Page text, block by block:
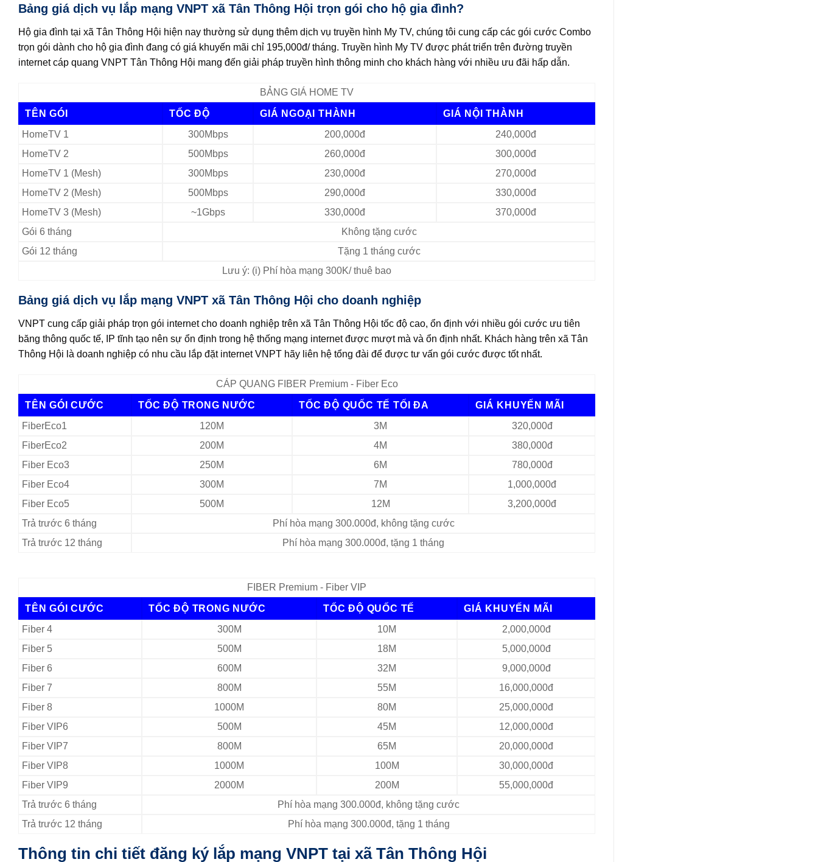
Bảng giá dịch vụ lắp mạng VNPT xã Tân Thông Hội trọn gói cho hộ gia đình?
Hộ gia đình tại xã Tân Thông Hội hiện nay thường sử dụng thêm dịch vụ truyền hình My TV, chúng tôi cung cấp các gói cước Combo
trọn gói dành cho hộ gia đình đang có giá khuyến mãi chỉ 195,000đ/ tháng. Truyền hình My TV được phát triển trên đường truyền
internet cáp quang VNPT Tân Thông Hội mang đến giải pháp truyền hình thông minh cho khách hàng với nhiều ưu đãi hấp dẫn.
BẢNG GIÁ HOME TV
TÊN GÓI TỐC ĐỘ GIÁ NGOẠI THÀNH
GIÁ NỘI THÀNH
HomeTV 1
300Mbps 200,000đ
240,000đ
HomeTV 2
500Mbps 260,000đ
300,000đ
HomeTV 1 (Mesh)
300Mbps 230,000đ
270,000đ
HomeTV 2 (Mesh)
500Mbps 290,000đ
330,000đ
HomeTV 3 (Mesh)
~1Gbps 330,000đ
370,000đ
Gói 6 tháng
Không tặng cước
Gói 12 tháng
Tặng 1 tháng cước
Lưu ý: (i) Phí hòa mạng 300K/ thuê bao
Bảng giá dịch vụ lắp mạng VNPT xã Tân Thông Hội cho doanh nghiệp
VNPT cung cấp giải pháp trọn gói internet cho doanh nghiệp trên xã Tân Thông Hội tốc độ cao, ổn định với nhiều gói cước ưu tiên
băng thông quốc tế, IP tĩnh tạo nên sự ổn định trong hệ thống mạng internet được mượt mà và ổn định nhất. Khách hàng trên xã Tân
Thông Hội là doanh nghiệp có nhu cầu lắp đặt internet VNPT hãy liên hệ tổng đài để được tư vấn gói cước được tốt nhất.
CÁP QUANG FIBER Premium - Fiber Eco
TÊN GÓI CƯỚC TỐC ĐỘ TRONG NƯỚC TỐC ĐỘ QUỐC TẾ TỐI ĐA
GIÁ KHUYẾN MÃI
FiberEco1
120M 3M
320,000đ
FiberEco2
200M 4M
380,000đ
Fiber Eco3
250M 6M
780,000đ
Fiber Eco4
300M 7M
1,000,000đ
Fiber Eco5
500M 12M
3,200,000đ
Trả trước 6 tháng
Phí hòa mạng 300.000đ, không tặng cước
Trả trước 12 tháng
Phí hòa mạng 300.000đ, tặng 1 tháng
FIBER Premium - Fiber VIP
TÊN GÓI CƯỚC TỐC ĐỘ TRONG NƯỚC TỐC ĐỘ QUỐC TẾ
GIÁ KHUYẾN MÃI
Fiber 4
300M 10M
2,000,000đ
Fiber 5
500M 18M
5,000,000đ
Fiber 6
600M 32M
9,000,000đ
Fiber 7
800M 55M
16,000,000đ
Fiber 8
1000M 80M
25,000,000đ
Fiber VIP6
500M 45M
12,000,000đ
Fiber VIP7
800M 65M
20,000,000đ
Fiber VIP8
1000M 100M
30,000,000đ
Fiber VIP9
2000M 200M
55,000,000đ
Trả trước 6 tháng
Phí hòa mạng 300.000đ, không tặng cước
Trả trước 12 tháng
Phí hòa mạng 300.000đ, tặng 1 tháng
Thông tin chi tiết đăng ký lắp mạng VNPT tại xã Tân Thông Hội